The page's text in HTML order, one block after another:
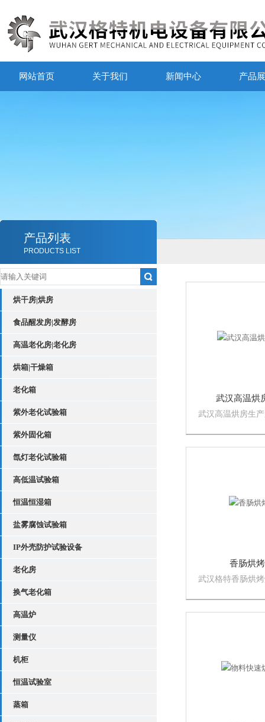
网站首页 关于我们 新闻中心 产品
产品列表
PRODUCTS LIST
烘干房|烘房
食品醒发房|发酵房
高温老化房|老化房
烘箱|干燥箱
老化箱
紫外老化试验箱
紫外固化箱
氙灯老化试验箱
高低温试验箱
恒温恒湿箱
盐雾腐蚀试验箱
IP外壳防护试验设备
老化房
换气老化箱
高温炉
测量仪
机柜
恒温试验室
蒸箱
武汉高温烘
武汉高温烘房生
设备、环保设备
室设备等领域，
香肠烘
武汉格特香肠烘
工厂或者是香肠
干。